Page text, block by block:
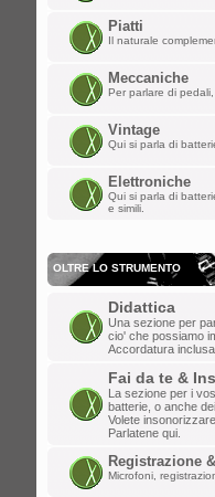
Fa piacere
i forum per
lun mar 24,
lollo»
ven mar 21,
ChupaChups
che ha
mar mar 11,
DannyK»
ven feb 07,
Gionz»
mer dic 25,
Mr.Tagliatella
saluto a tutti,
Piatti
Il naturale
Meccaniche
Per parlare di
Vintage
Qui si parla di
Elettroniche
Qui si parla di
e simili.
OLTRE LO STRUMENTO
Didattica
Una sezione per
cio' che possiamo
Accordatura inclusa.
Fai da te &
La sezione per i
batterie, o anche
Volete
Parlatene qui.
Registrazione
Microfoni,